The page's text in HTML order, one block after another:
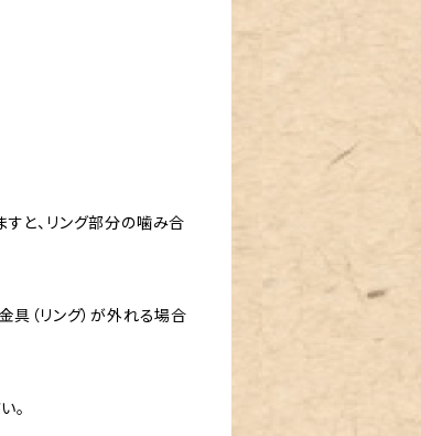
と、リング部分の噛み合
具（リング）が外れる場合
。